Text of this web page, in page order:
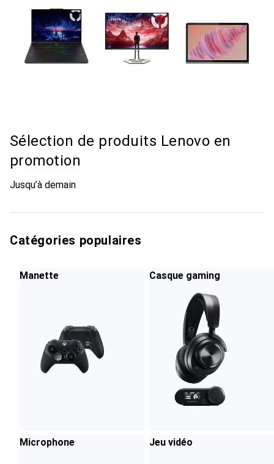
Sélection de produits Lenovo en
promotion
Jusqu’à demain
Catégories populaires
Manette Casque gaming
Microphone Jeu vidéo